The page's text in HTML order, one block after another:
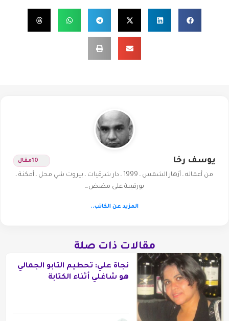
يوسف رخا 10مقال
من أعماله ـ أزهار الشمس ـ 1999 ـ دار شرقيات ـ بيروت شي محل ـ أمكنة ـ
بورقيبة على مضض…
المزيد عن الكاتب..
مقالات ذات صلة
نجاة علي: تحطيم التابو الجمالي
هو شاغلي أثناء الكتابة